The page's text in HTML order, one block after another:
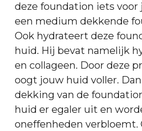
deze foundation iets voor
een medium dekkende
Ook hydrateert deze
huid. Hij bevat namelijk
en collageen. Door deze
oogt jouw huid voller.
dekking van de
huid er egaler uit en
oneffenheden verbloemt.